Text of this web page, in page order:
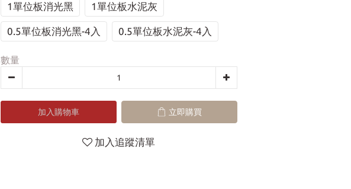
1單位板消光黑 1單位板水泥灰
0.5單位板消光黑-4入 0.5單位板水泥灰-4入
數量
加入購物車 立即購買
加入追蹤清單